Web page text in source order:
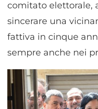
comitato elettorale,
sincerare una
fattiva in cinque
sempre anche nei